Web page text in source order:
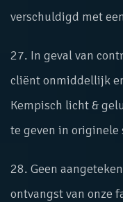
verschuldigd met
27. In geval van
cliënt onmiddellijk
Kempisch licht &
te geven in originele
28. Geen
ontvangst van onze